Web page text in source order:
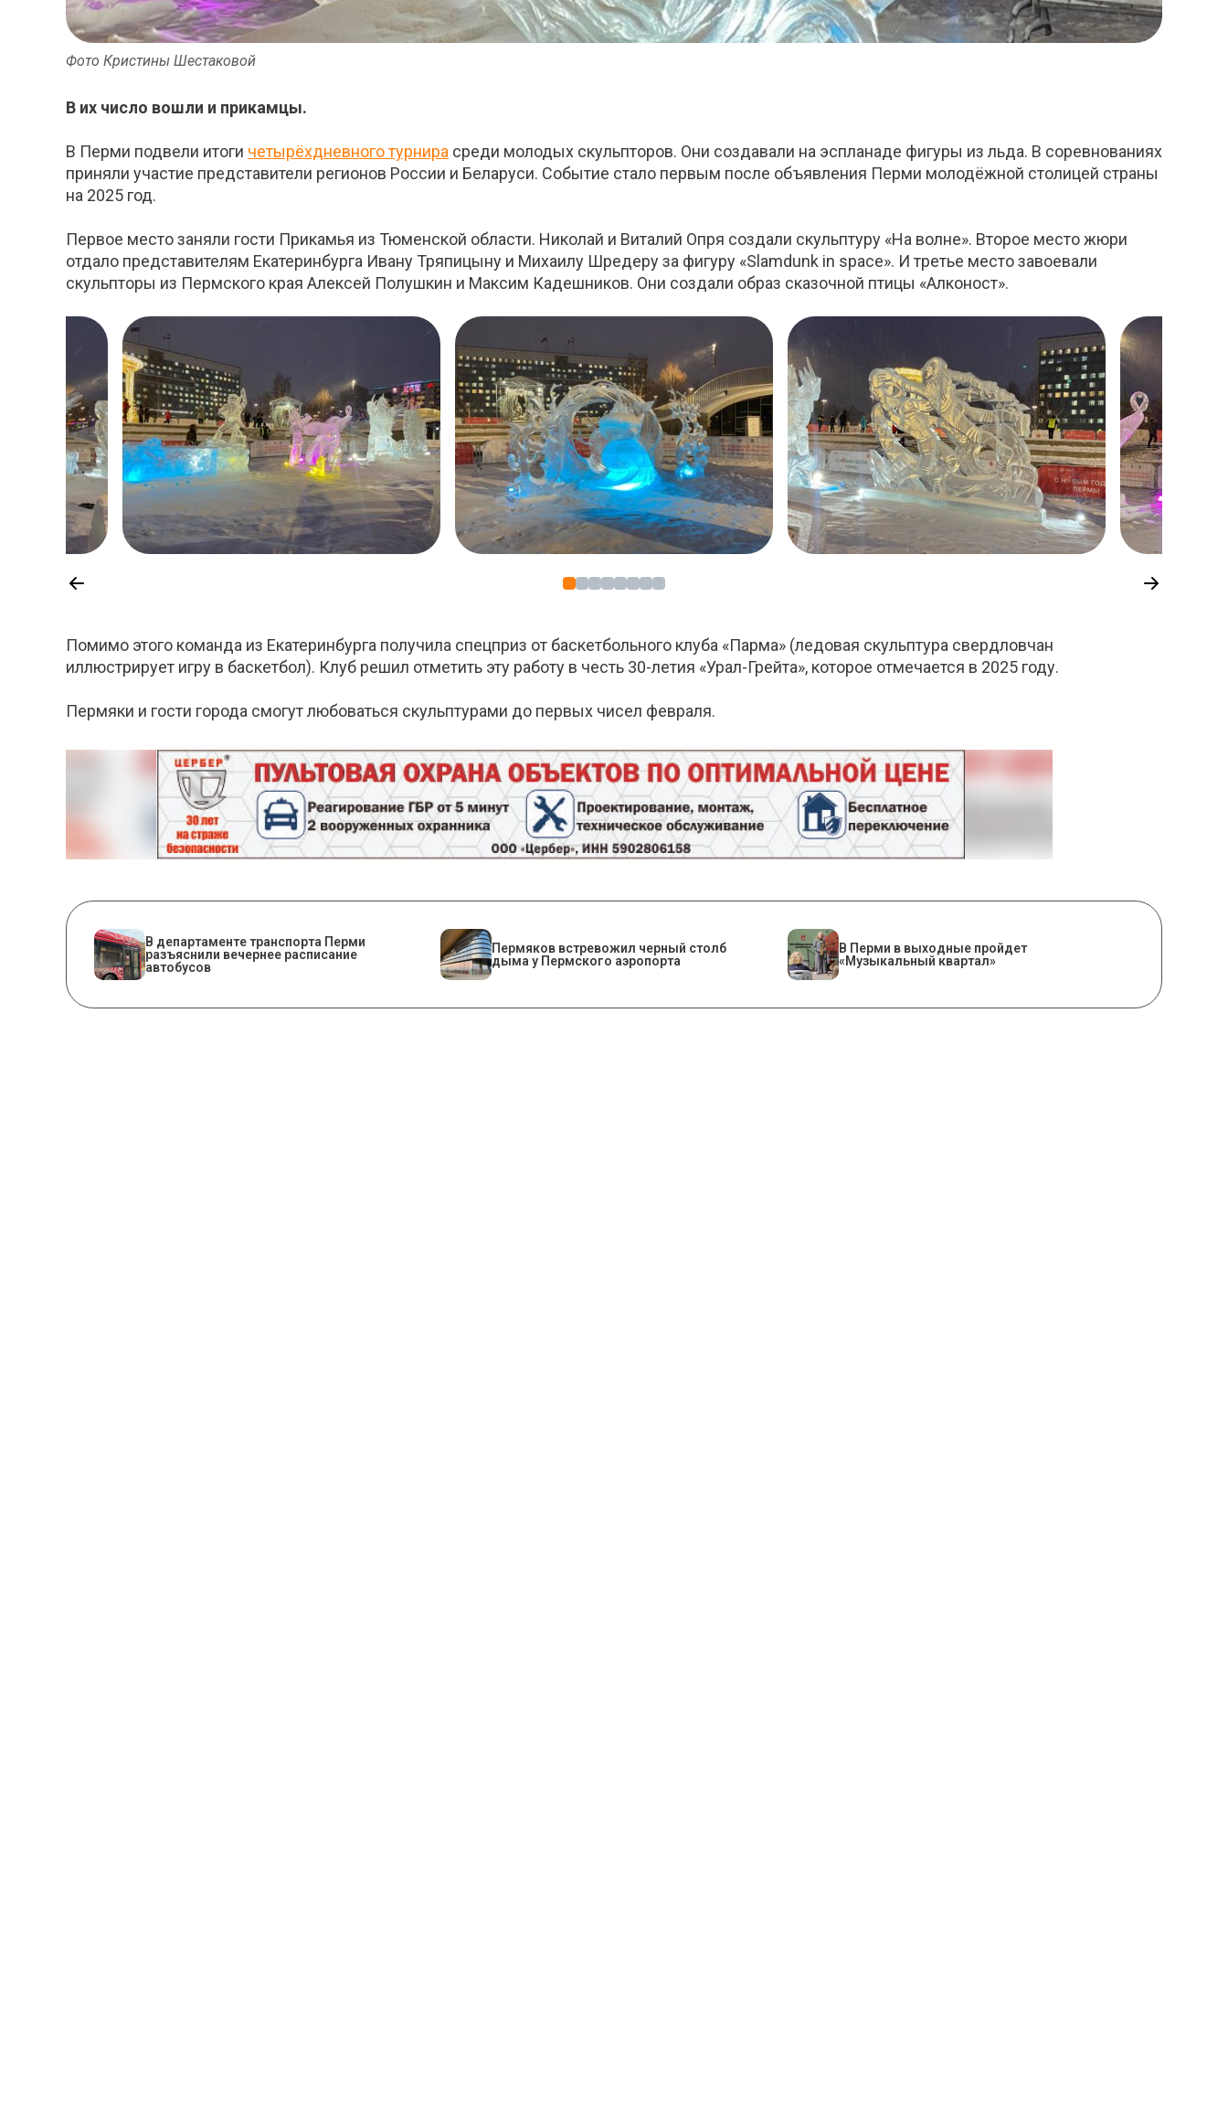
Фото Кристины Шестаковой
В их число вошли и прикамцы.
В Перми подвели итоги четырёхдневного турнира среди молодых скульпторов. Они создавали на эспланаде фигуры из льда. В соревнованиях
приняли участие представители регионов России и Беларуси. Событие стало первым после объявления Перми молодёжной столицей страны
на 2025 год.
Первое место заняли гости Прикамья из Тюменской области. Николай и Виталий Опря создали скульптуру «На волне». Второе место жюри
отдало представителям Екатеринбурга Ивану Тряпицыну и Михаилу Шредеру за фигуру «Slamdunk in space». И третье место завоевали
скульпторы из Пермского края Алексей Полушкин и Максим Кадешников. Они создали образ сказочной птицы «Алконост».
Помимо этого команда из Екатеринбурга получила спецприз от баскетбольного клуба «Парма» (ледовая скульптура свердловчан
иллюстрирует игру в баскетбол). Клуб решил отметить эту работу в честь 30-летия «Урал-Грейта», которое отмечается в 2025 году.
Пермяки и гости города смогут любоваться скульптурами до первых чисел февраля.
​В департаменте транспорта Перми
разъяснили вечернее расписание
автобусов
Пермяков встревожил черный столб
дыма у Пермского аэропорта
В Перми в выходные пройдет
«Музыкальный квартал»